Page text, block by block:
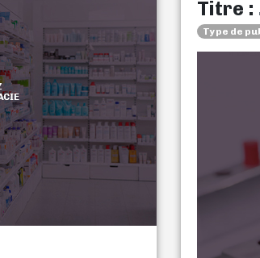
Titre :
Type de